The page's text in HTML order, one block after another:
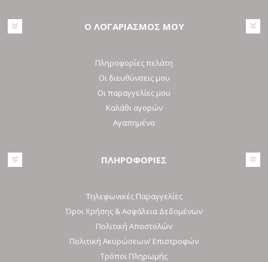
Ο ΛΟΓΑΡΙΑΣΜΟΣ ΜΟΥ
Πληροφορίες πελάτη
Οι διευθύνσεις μου
Οι παραγγελίες μου
Καλάθι αγορών
Αγαπημένα
ΠΛΗΡΟΦΟΡΙΕΣ
Τηλεφωνικές Παραγγελίες
Όροι Χρήσης & Ασφάλεια Δεδομένων
Πολιτική Αποστολών
Πολιτική Ακυρώσεων/ Επιστροφών
Τρόποι Πληρωμής